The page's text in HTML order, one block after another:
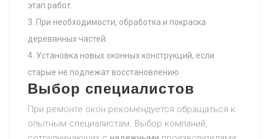
этап работ.
При необходимости, обработка и покраска
деревянных частей.
Установка новых оконных конструкций, если
старые не подлежат восстановлению.
Выбор специалистов
При ремонте окон рекомендуется обращаться к
опытным специалистам. Выбор компаний,